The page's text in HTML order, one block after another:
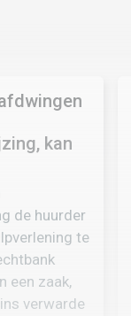
kan
de huurder
te
een zaak,
verwarde